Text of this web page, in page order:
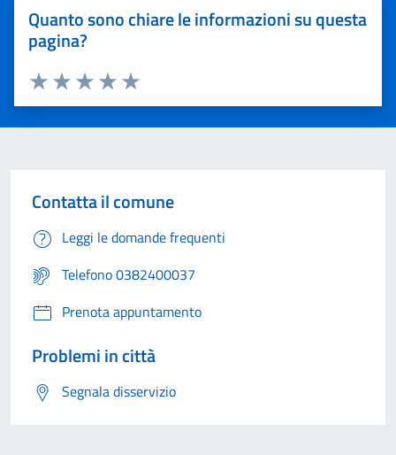
Quanto sono chiare le informazioni su questa
pagina?
Valuta 5 stelle su 5
Valuta 4 stelle su 5
Valuta 3 stelle su 5
Valuta 2 stelle su 5
Valuta 1 stelle su 5
Contatta il comune
Leggi le domande frequenti
Telefono 0382400037
Prenota appuntamento
Problemi in città
Segnala disservizio